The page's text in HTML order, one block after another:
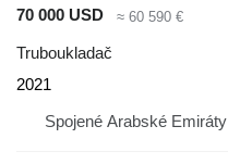
70 000 USD
≈ 60 590 €
Truboukladač
2021
Spojené Arabské Emiráty